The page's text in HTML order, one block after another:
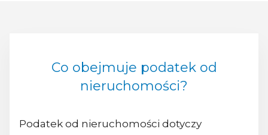
Co obejmuje podatek od
nieruchomości?
Podatek od nieruchomości dotyczy